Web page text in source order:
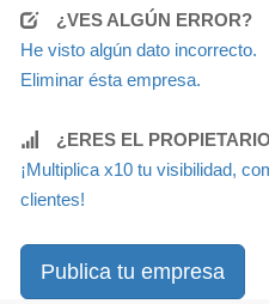
¿VES ALGÚN ERROR?
He visto algún dato incorrecto.
Eliminar ésta empresa.
¿ERES EL
¡Multiplica x10 tu visibilidad,
clientes!
Publica tu empresa